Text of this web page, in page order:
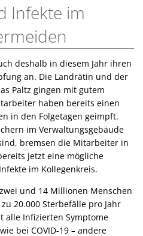
Infekte im
deshalb in diesem Jahr ihren
an. Die Landrätin und der
Paltz gingen mit gutem
haben bereits einen
in den Folgetagen geimpft.
im Verwaltungsgebäude
bremsen die Mitarbeiter in
jetzt eine mögliche
im Kollegenkreis.
und 14 Millionen Menschen
20.000 Sterbefälle pro Jahr
alle Infizierten Symptome
bei COVID-19 – andere